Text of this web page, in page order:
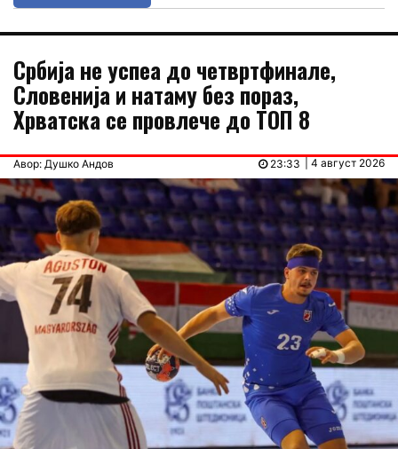
Србија не успеа до четвртфинале,
Словенија и натаму без пораз,
Хрватска се провлече до ТОП 8
Авор: Душко Андов | 4 август 2026
23:33